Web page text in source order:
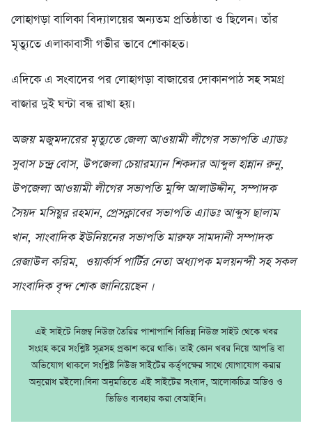
লোহাগড়া বালিকা বিদ্যালয়ের অন্যতম প্রতিষ্ঠাতা ও ছিলেন। তাঁর
মৃত্যুতে এলাকাবাসী গভীর ভাবে শোকাহত।
এদিকে এ সংবাদের পর লোহাগড়া বাজারের দোকানপাঠ সহ সমগ্র
বাজার দুই ঘন্টা বন্ধ রাখা হয়।
অজয় মজুমদারের মৃত্যুতে জেলা আওয়ামী লীগের সভাপতি এ্যাডঃ
সুবাস চন্দ্র্র বোস, উপজেলা চেয়ারম্যান শিকদার আব্দুল হান্নান রুনু,
উপজেলা আওয়ামী লীগের সভাপতি মুন্সি আলাউদ্দীন, সম্পাদক
সৈয়দ মসিয়ুর রহমান, প্রেসক্লাবের সভাপতি এ্যাডঃ আব্দুস ছালাম
খান, সাংবাদিক ইউনিয়নের সভাপতি মারুফ সামদানী সম্পাদক
রেজাউল করিম, ওয়ার্কার্স পার্র্টির নেতা অধ্যাপক মলয়নন্দী সহ সকল
সাংবাদিক বৃন্দ শোক জানিয়েছেন ।
এই সাইটে নিজম্ব নিউজ তৈরির পাশাপাশি বিভিন্ন নিউজ সাইট থেকে খবর
সংগ্রহ করে সংশ্লিষ্ট সূত্রসহ প্রকাশ করে থাকি। তাই কোন খবর নিয়ে আপত্তি বা
অভিযোগ থাকলে সংশ্লিষ্ট নিউজ সাইটের কর্তৃপক্ষের সাথে যোগাযোগ করার
অনুরোধ রইলো।বিনা অনুমতিতে এই সাইটের সংবাদ, আলোকচিত্র অডিও ও
ভিডিও ব্যবহার করা বেআইনি।